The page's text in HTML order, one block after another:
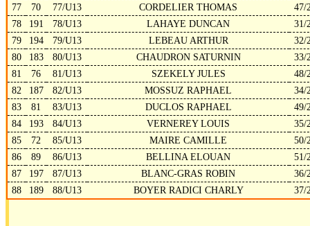
77
70 77/U13 CORDELIER THOMAS
47/
78
191 78/U13 LAHAYE DUNCAN
31/
79
194 79/U13 LEBEAU ARTHUR
32/
80
183 80/U13 CHAUDRON SATURNIN
33/
81
76 81/U13 SZEKELY JULES
48/
82
187 82/U13 MOSSUZ RAPHAEL
34/
83
81 83/U13 DUCLOS RAPHAEL
49/
84
193 84/U13 VERNEREY LOUIS
35/
85
72 85/U13 MAIRE CAMILLE
50/
86
89 86/U13 BELLINA ELOUAN
51/
87
197 87/U13 BLANC-GRAS ROBIN
36/
88
189 88/U13 BOYER RADICI CHARLY 37/